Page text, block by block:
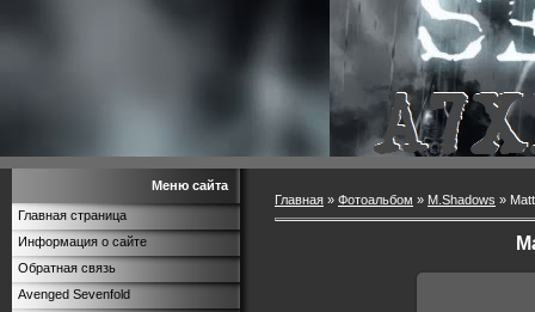
Меню сайта
Главная страница
Информация о сайте
Обратная связь
Avenged Sevenfold
Главная » Фотоальбом » M.Shadows »